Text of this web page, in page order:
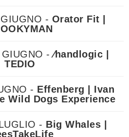
- Orator Fit |
GIUGNO -⁄handlogic |
TEDIO
- Effenberg | Ivan
Wild Dogs Experience
- Big Whales |